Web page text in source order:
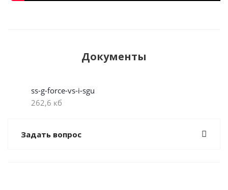
Документы
ss-g-force-vs-i-sgu
262,6 кб
Задать вопрос